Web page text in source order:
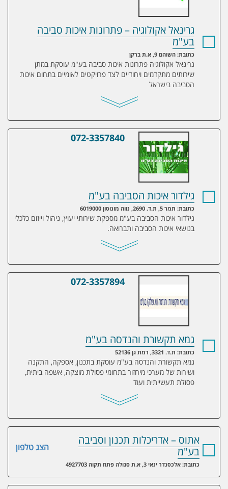
גרינאל אקולוגיה – פתרונות איכות סביבה
בע"מ
כתובת: השוהם 9, א.ת ברקן
גרינאל אקולוגיה פתרונות איכות סביבה בע"מ עוסקת במתן
שירותים מתקדמים ויחודיים לצד פרויקטים לאומיים בתחום איכות
הסביבה בישראל
גילדור איכות הסביבה בע"מ
072-3357840
גילדור איכות הסביבה בע"מ
כתובת: תמר 5, ת.ד. 2690, נווה מונוסון 6019000
גילדור איכות הסביבה בע"מ מספקת שירותי יעוץ, ניהול וייזום כלכלי
בנושאי איכות הסביבה ותברואה.
גמא תקשורת והנדסה בע"מ
072-3357894
גמא תקשורת והנדסה בע"מ
כתובת: ת.ד. 3321, רמת גן 52136
גמא תקשורת והנדסה בע"מ עוסקת בתכנון, אספקה, התקנה
ושירות של מערכי מיחזור בתחומי פסולת מוצקה, אשפה ביתית,
פסולת תעשייתית ועוד
הצג טלפון
אתוס – אדריכלות תכנון וסביבה
בע"מ
כתובת: אלכסנדר ינאי 3, א.ת סגולה פתח תקוה 4927703